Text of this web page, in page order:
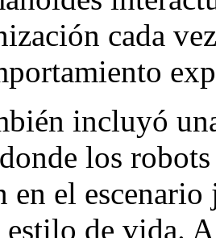
cada
incluyó
los
en el
de vida.